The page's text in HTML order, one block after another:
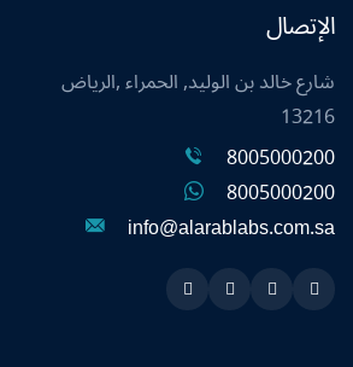
الإتصال
شارع خالد بن الوليد, الحمراء ,الرياض
13216
8005000200
8005000200
info@alarablabs.com.sa
Snapchat
Twitter
Linkedin
Instagram